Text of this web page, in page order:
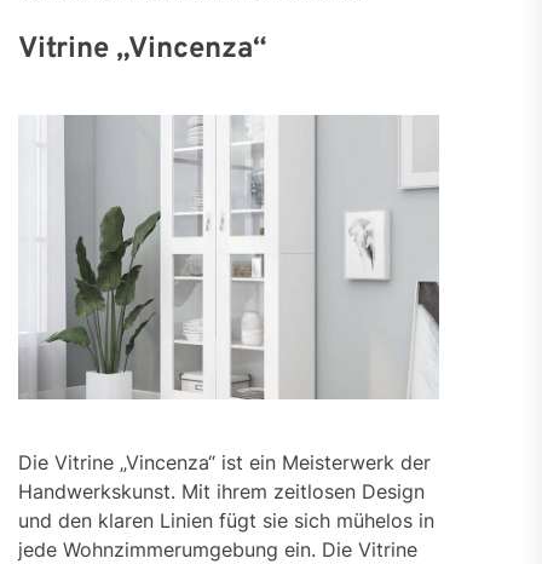
Vitrine „Vincenza“
Die Vitrine „Vincenza“ ist ein Meisterwerk der
Handwerkskunst. Mit ihrem zeitlosen Design
und den klaren Linien fügt sie sich mühelos in
jede Wohnzimmerumgebung ein. Die Vitrine